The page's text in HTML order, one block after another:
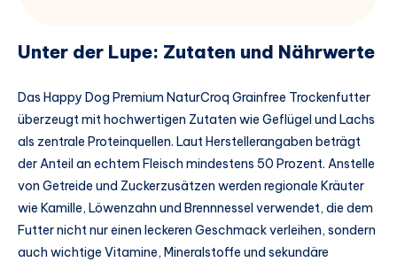
Unter der Lupe: Zutaten und Nährwerte
Das Happy Dog Premium NaturCroq Grainfree Trockenfutter
überzeugt mit hochwertigen Zutaten wie Geflügel und Lachs
als zentrale Proteinquellen. Laut Herstellerangaben beträgt
der Anteil an echtem Fleisch mindestens 50 Prozent. Anstelle
von Getreide und Zuckerzusätzen werden regionale Kräuter
wie Kamille, Löwenzahn und Brennnessel verwendet, die dem
Futter nicht nur einen leckeren Geschmack verleihen, sondern
auch wichtige Vitamine, Mineralstoffe und sekundäre